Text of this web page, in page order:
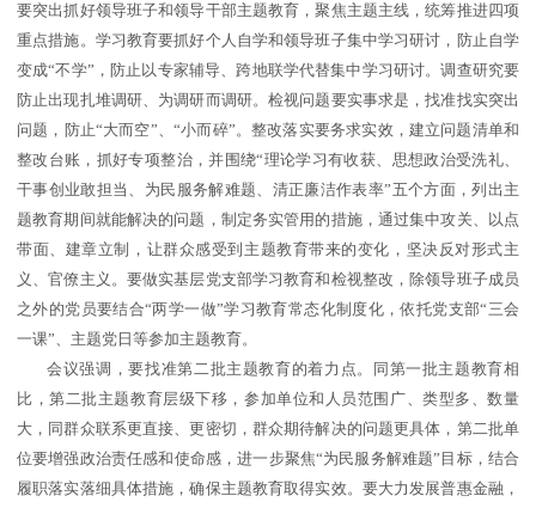
要突出抓好领导班子和领导干部主题教育，聚焦主题主线，统筹推进四项
重点措施。学习教育要抓好个人自学和领导班子集中学习研讨，防止自学
变成“不学”，防止以专家辅导、跨地联学代替集中学习研讨。调查研究要
防止出现扎堆调研、为调研而调研。检视问题要实事求是，找准找实突出
问题，防止“大而空”、“小而碎”。整改落实要务求实效，建立问题清单和
整改台账，抓好专项整治，并围绕“理论学习有收获、思想政治受洗礼、
干事创业敢担当、为民服务解难题、清正廉洁作表率”五个方面，列出主
题教育期间就能解决的问题，制定务实管用的措施，通过集中攻关、以点
带面、建章立制，让群众感受到主题教育带来的变化，坚决反对形式主
义、官僚主义。要做实基层党支部学习教育和检视整改，除领导班子成员
之外的党员要结合“两学一做”学习教育常态化制度化，依托党支部“三会
一课”、主题党日等参加主题教育。
会议强调，要找准第二批主题教育的着力点。同第一批主题教育相
比，第二批主题教育层级下移，参加单位和人员范围广、类型多、数量
大，同群众联系更直接、更密切，群众期待解决的问题更具体，第二批单
位要增强政治责任感和使命感，进一步聚焦“为民服务解难题”目标，结合
履职落实落细具体措施，确保主题教育取得实效。要大力发展普惠金融，